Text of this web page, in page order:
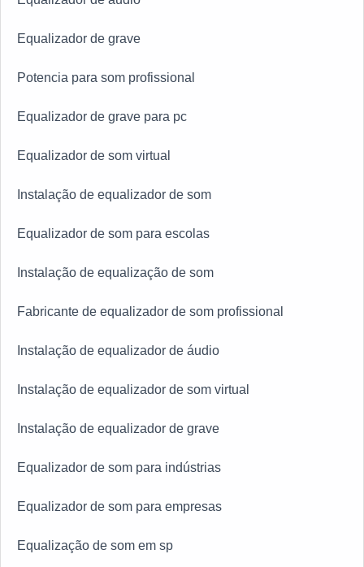
Equalizador de grave
Potencia para som profissional
Equalizador de grave para pc
Equalizador de som virtual
Instalação de equalizador de som
Equalizador de som para escolas
Instalação de equalização de som
Fabricante de equalizador de som profissional
Instalação de equalizador de áudio
Instalação de equalizador de som virtual
Instalação de equalizador de grave
Equalizador de som para indústrias
Equalizador de som para empresas
Equalização de som em sp